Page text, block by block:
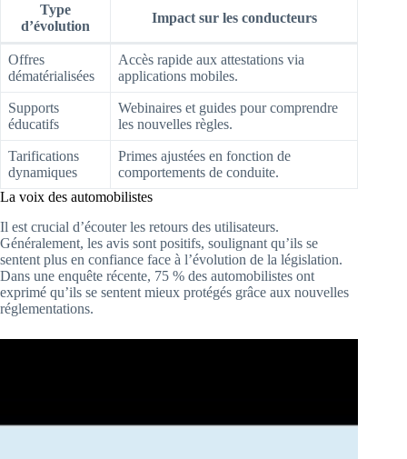
Type
d’évolution
Impact sur les conducteurs
Offres
dématérialisées
Accès rapide aux attestations via
applications mobiles.
Supports
éducatifs
Webinaires et guides pour comprendre
les nouvelles règles.
Tarifications
dynamiques
Primes ajustées en fonction de
comportements de conduite.
La voix des automobilistes
Il est crucial d’écouter les retours des utilisateurs.
Généralement, les avis sont positifs, soulignant qu’ils se
sentent plus en confiance face à l’évolution de la législation.
Dans une enquête récente, 75 % des automobilistes ont
exprimé qu’ils se sentent mieux protégés grâce aux nouvelles
réglementations.